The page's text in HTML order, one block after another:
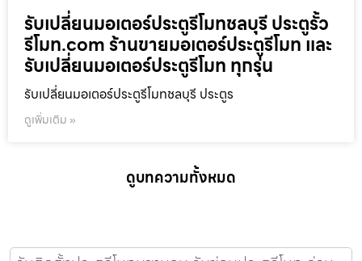
รับเปลี่ยนมอเตอร์ประตูรีโมทชลบุรี ประตูรั้ว
รีโมท.com ร้านขายมอเตอร์ประตูรีโมท และ
รับเปลี่ยนมอเตอร์ประตูรีโมท ทุกรุ่น
รับเปลี่ยนมอเตอร์ประตูรีโมทชลบุรี ประตูร
ดูเพิ่มเติม »
ดูบทความทั้งหมด